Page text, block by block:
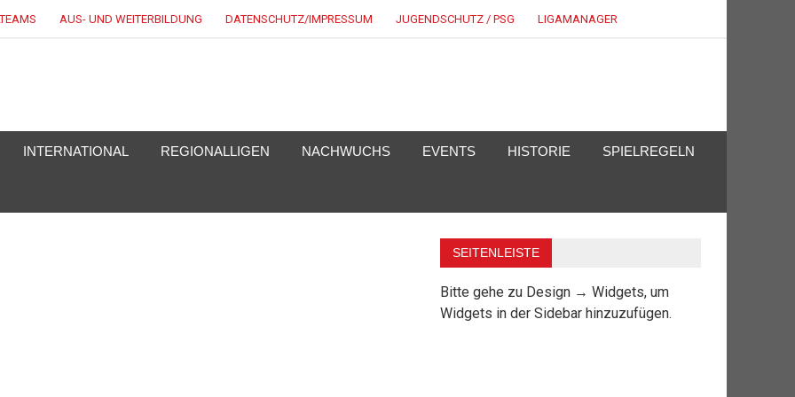
AUS- UND WEITERBILDUNG DATENSCHUTZ/IMPRESSUM JUGENDSCHUTZ / PSG LIGAMANAGER
INTERNATIONAL REGIONALLIGEN NACHWUCHS EVENTS HISTORIE SPIELREGELN
SEITENLEISTE
Bitte gehe zu Design → Widgets, um
Widgets in der Sidebar hinzuzufügen.